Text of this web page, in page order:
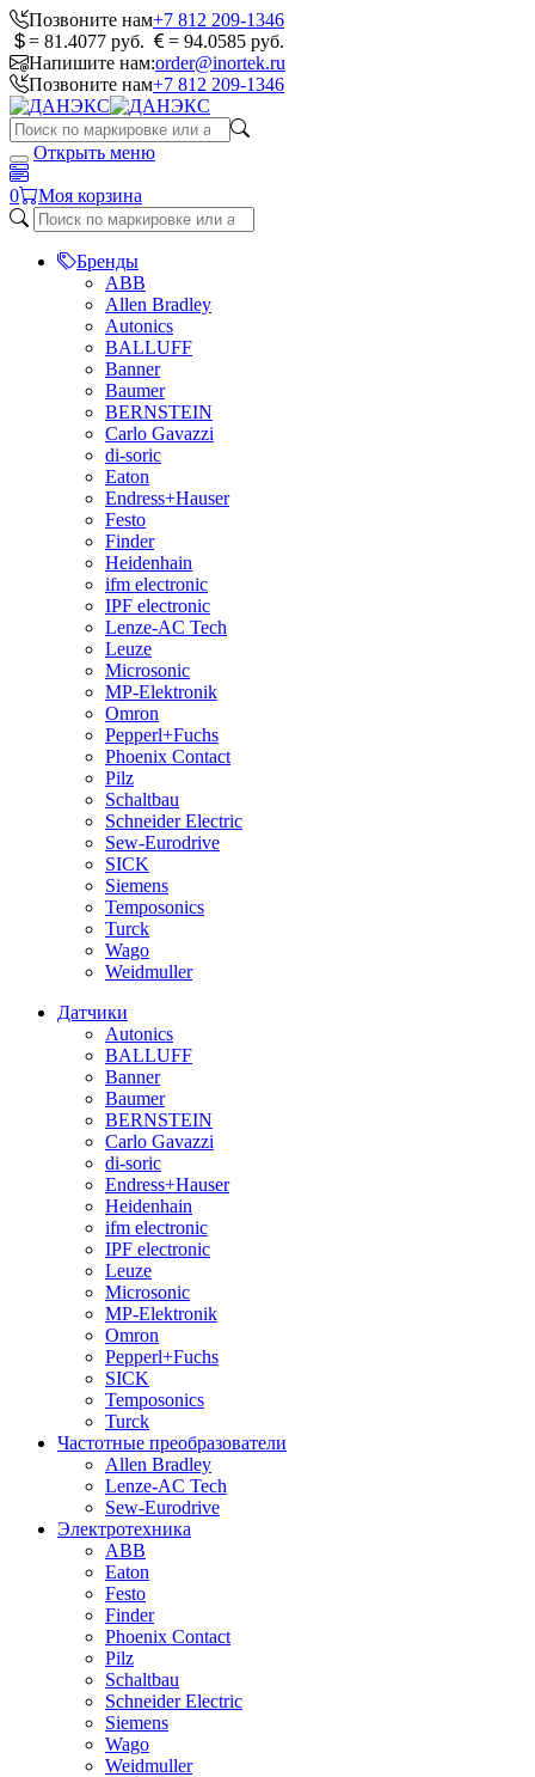
Позвоните нам+7 812 209-1346
= 81.4077 руб.
= 94.0585 руб.
Напишите нам:order@inortek.ru
Позвоните нам+7 812 209-1346
Открыть меню
0 Моя корзина
Бренды
ABB
Allen Bradley
Autonics
BALLUFF
Banner
Baumer
BERNSTEIN
Carlo Gavazzi
di-soric
Eaton
Endress+Hauser
Festo
Finder
Heidenhain
ifm electronic
IPF electronic
Lenze-AC Tech
Leuze
Microsonic
MP-Elektronik
Omron
Pepperl+Fuchs
Phoenix Contact
Pilz
Schaltbau
Schneider Electric
Sew-Eurodrive
SICK
Siemens
Temposonics
Turck
Wago
Weidmuller
Датчики
Autonics
BALLUFF
Banner
Baumer
BERNSTEIN
Carlo Gavazzi
di-soric
Endress+Hauser
Heidenhain
ifm electronic
IPF electronic
Leuze
Microsonic
MP-Elektronik
Omron
Pepperl+Fuchs
SICK
Temposonics
Turck
Частотные преобразователи
Allen Bradley
Lenze-AC Tech
Sew-Eurodrive
Электротехника
ABB
Eaton
Festo
Finder
Phoenix Contact
Pilz
Schaltbau
Schneider Electric
Siemens
Wago
Weidmuller